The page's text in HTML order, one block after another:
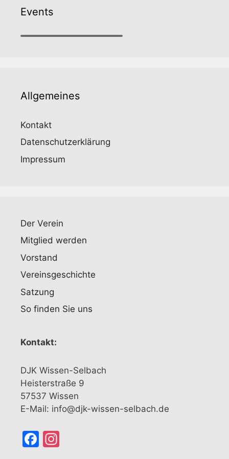
b
o
Events
Allgemeines
Kontakt
Datenschutzerklärung
Impressum
Der Verein
Mitglied werden
Vorstand
Vereinsgeschichte
Satzung
So finden Sie uns
Kontakt:
DJK Wissen-Selbach
Heisterstraße 9
57537 Wissen
E-Mail: info@djk-wissen-selbach.de
Facebook